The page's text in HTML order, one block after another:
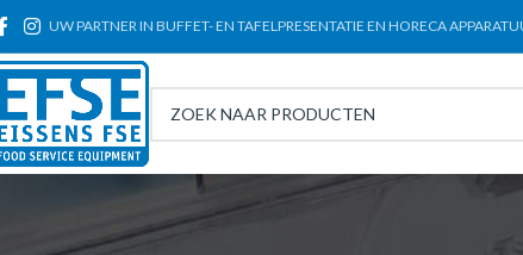
UW PARTNER IN BUFFET- EN TAFELPRESENTATIE EN HORECA